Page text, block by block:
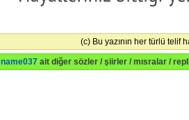
(c) Bu yazının her türlü telif
name037 ait diğer sözler / şiirler / mısralar /